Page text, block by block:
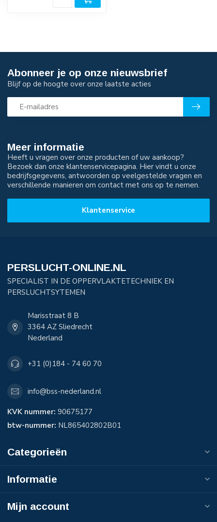
Meer informatie
Heeft u vragen over onze producten of uw aankoop?
Bezoek dan onze klantenservicepagina. Hier vindt u onze
bedrijfsgegevens, antwoorden op veelgestelde vragen en
verschillende manieren om contact met ons op te nemen.
Klantenservice
Abonneer je op onze nieuwsbrief
Blijf op de hoogte over onze laatste acties
PERSLUCHT-ONLINE.NL
SPECIALIST IN DE OPPERVLAKTETECHNIEK EN
PERSLUCHTSYTEMEN
Marisstraat 8 B
3364 AZ Sliedrecht
Nederland
+31 (0)184 - 74 60 70
info@bss-nederland.nl
KVK nummer: 90675177
btw-nummer: NL865402802B01
Categorieën
Informatie
Mijn account